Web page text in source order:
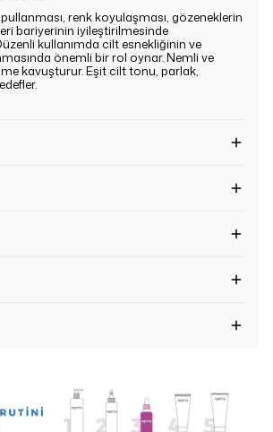
renk koyulaşması, gözeneklerin
bariyerinin iyileştirilmesinde
kullanımda cilt esnekliğinin ve
önemli bir rol oynar. Nemli ve
kavuşturur. Eşit cilt tonu, parlak,